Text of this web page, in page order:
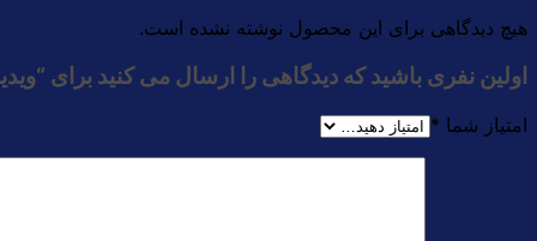
هیچ دیدگاهی برای این محصول نوشته نشده است.
اولین نفری باشید که دیدگاهی را ارسال می کنید برای
امتیاز شما *